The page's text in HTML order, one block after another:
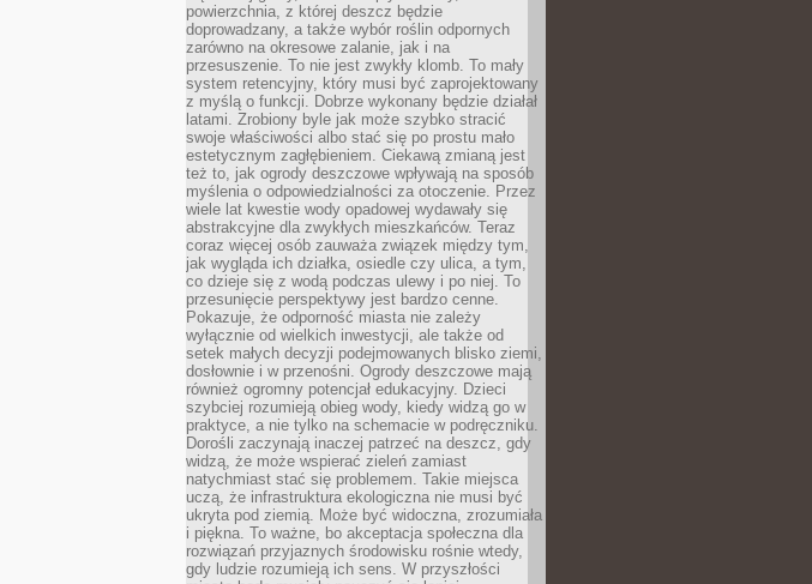
powierzchnia, z której deszcz będzie
doprowadzany, a także wybór roślin odpornych
zarówno na okresowe zalanie, jak i na
przesuszenie. To nie jest zwykły klomb. To mały
system retencyjny, który musi być zaprojektowany
z myślą o funkcji. Dobrze wykonany będzie działał
latami. Zrobiony byle jak może szybko stracić
swoje właściwości albo stać się po prostu mało
estetycznym zagłębieniem. Ciekawą zmianą jest
też to, jak ogrody deszczowe wpływają na sposób
myślenia o odpowiedzialności za otoczenie. Przez
wiele lat kwestie wody opadowej wydawały się
abstrakcyjne dla zwykłych mieszkańców. Teraz
coraz więcej osób zauważa związek między tym,
jak wygląda ich działka, osiedle czy ulica, a tym,
co dzieje się z wodą podczas ulewy i po niej. To
przesunięcie perspektywy jest bardzo cenne.
Pokazuje, że odporność miasta nie zależy
wyłącznie od wielkich inwestycji, ale także od
setek małych decyzji podejmowanych blisko ziemi,
dosłownie i w przenośni. Ogrody deszczowe mają
również ogromny potencjał edukacyjny. Dzieci
szybciej rozumieją obieg wody, kiedy widzą go w
praktyce, a nie tylko na schemacie w podręczniku.
Dorośli zaczynają inaczej patrzeć na deszcz, gdy
widzą, że może wspierać zieleń zamiast
natychmiast stać się problemem. Takie miejsca
uczą, że infrastruktura ekologiczna nie musi być
ukryta pod ziemią. Może być widoczna, zrozumiała
i piękna. To ważne, bo akceptacja społeczna dla
rozwiązań przyjaznych środowisku rośnie wtedy,
gdy ludzie rozumieją ich sens. W przyszłości